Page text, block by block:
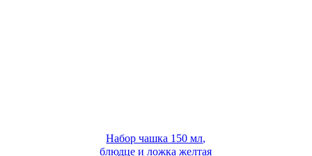
Набор чашка 150 мл,
блюдце и ложка желтая